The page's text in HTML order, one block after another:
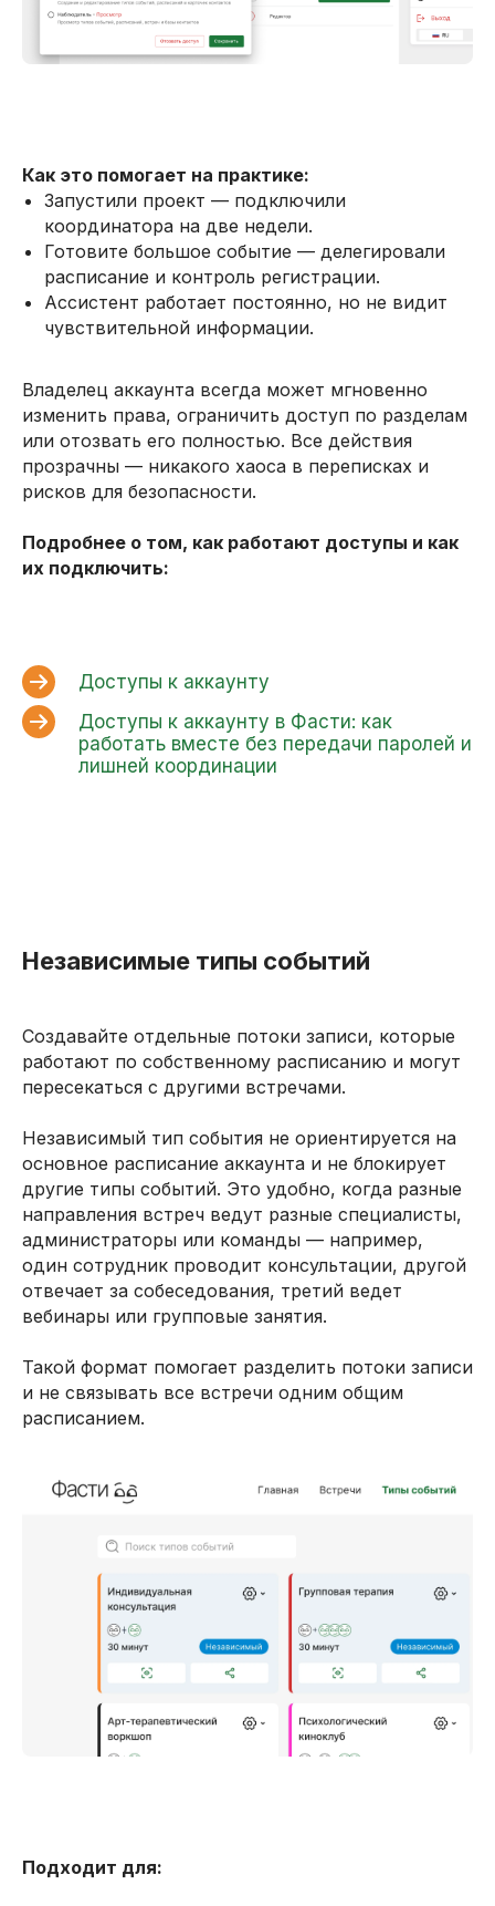
Как это помогает на практике:
Запустили проект — подключили
координатора на две недели.
Готовите большое событие — делегировали
расписание и контроль регистрации.
Ассистент работает постоянно, но не видит
чувствительной информации.
Владелец аккаунта всегда может мгновенно
изменить права, ограничить доступ по разделам
или отозвать его полностью. Все действия
прозрачны — никакого хаоса в переписках и
рисков для безопасности.
Подробнее о том, как работают доступы и как
их подключить:
Доступы к аккаунту
Доступы к аккаунту в Фасти: как
работать вместе без передачи паролей и
лишней координации
Независимые типы событий
Создавайте отдельные потоки записи, которые
работают по собственному расписанию и могут
пересекаться с другими встречами.
Независимый тип события не ориентируется на
основное расписание аккаунта и не блокирует
другие типы событий. Это удобно, когда разные
направления встреч ведут разные специалисты,
администраторы или команды — например,
один сотрудник проводит консультации, другой
отвечает за собеседования, третий ведет
вебинары или групповые занятия.
Такой формат помогает разделить потоки записи
и не связывать все встречи одним общим
расписанием.
Подходит для: